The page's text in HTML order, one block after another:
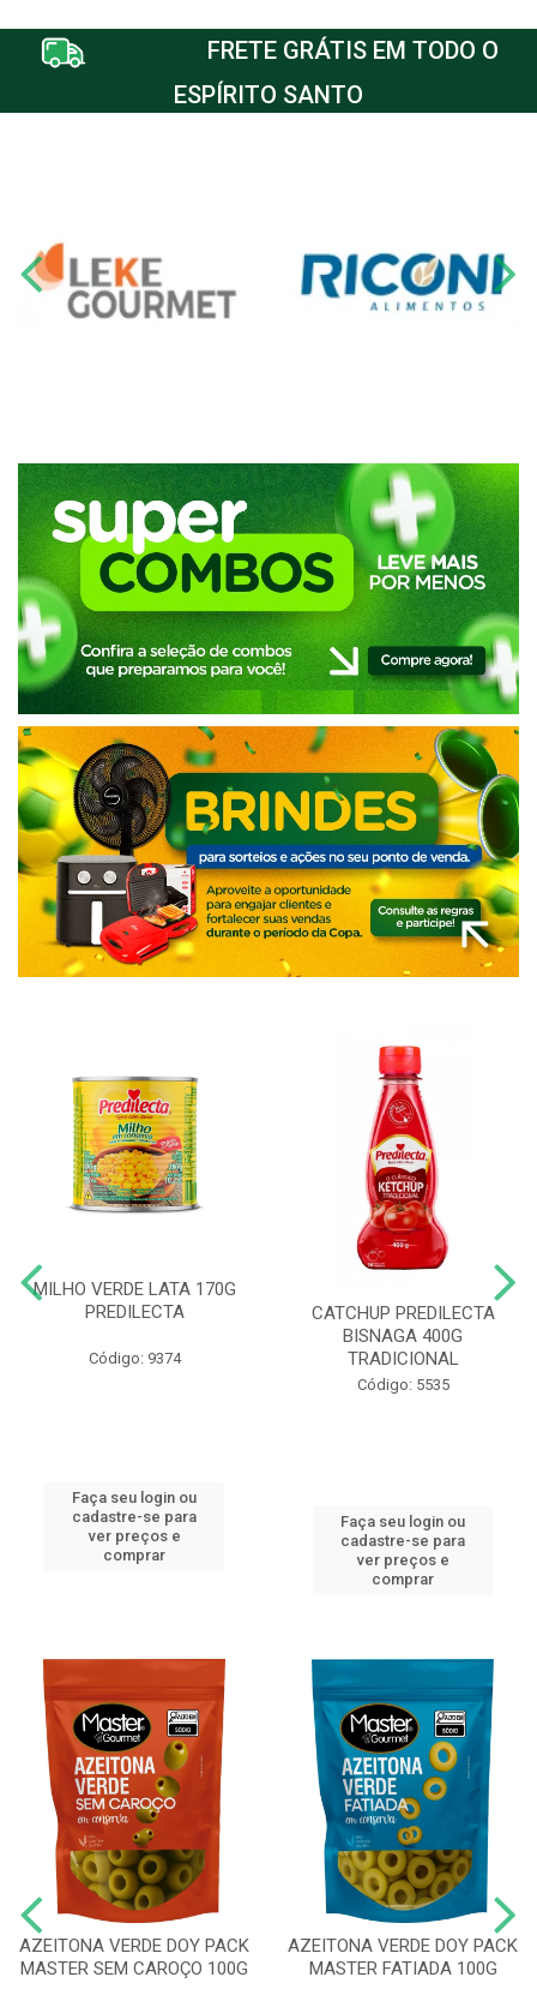
FRETE GRÁTIS EM TODO O
ESPÍRITO SANTO
MILHO VERDE LATA 170G
PREDILECTA
Código: 9374
Faça seu login ou
cadastre-se para
ver preços e
comprar
CATCHUP PREDILECTA
BISNAGA 400G
TRADICIONAL
Código: 5535
Faça seu login ou
cadastre-se para
ver preços e
comprar
AZEITONA VERDE DOY PACK
MASTER SEM CAROÇO 100G
AZEITONA VERDE DOY PACK
MASTER FATIADA 100G